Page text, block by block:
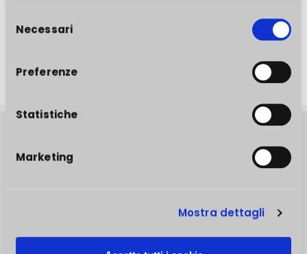
delNecessari
Preferenze
Statistiche
Marketing
Mostra dettagli
About POK
COS'È CAMPUS
I NOSTRI DOCENTI